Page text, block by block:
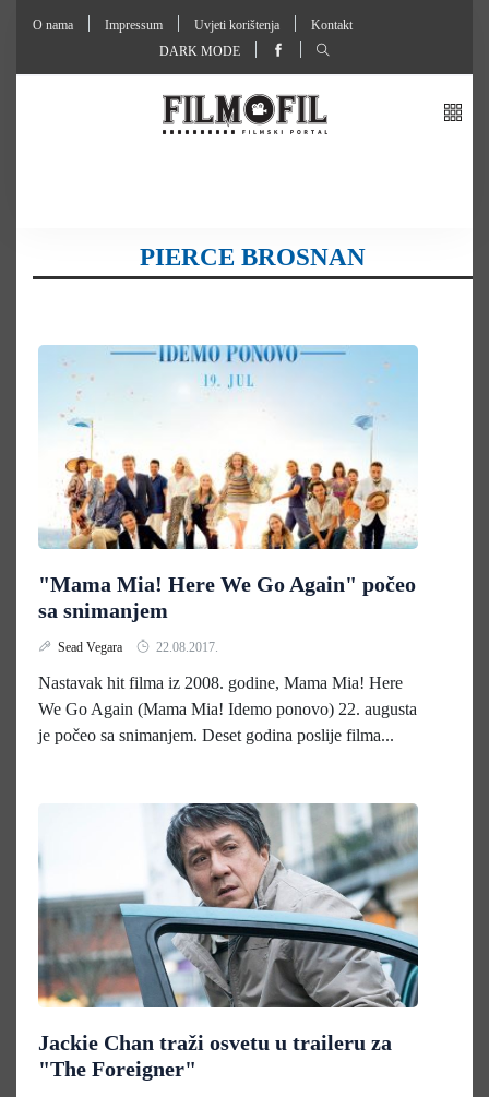
O nama Impressum Uvjeti korištenja
Kontakt
DARK MODE
PIERCE BROSNAN
"Mama Mia! Here We Go Again" počeo
sa snimanjem
Sead Vegara 22.08.2017.
Nastavak hit filma iz 2008. godine, Mama Mia! Here
We Go Again (Mama Mia! Idemo ponovo) 22. augusta
je počeo sa snimanjem. Deset godina poslije filma...
Jackie Chan traži osvetu u traileru za
"The Foreigner"